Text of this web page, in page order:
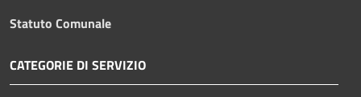
Statuto Comunale
CATEGORIE DI SERVIZIO